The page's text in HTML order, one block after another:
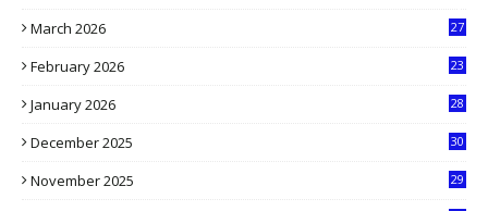
March 2026
27
February 2026
23
January 2026
28
December 2025
30
November 2025
29